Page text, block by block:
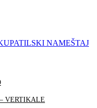
NAMEŠTAJ
VERTIKALE